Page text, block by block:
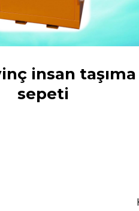
insan taşıma
sepeti